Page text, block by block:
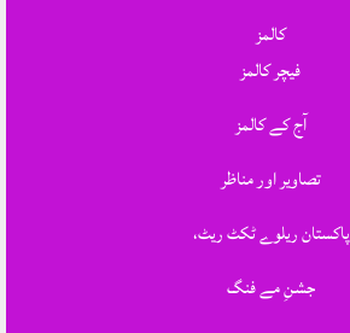
کالمز
فیچر کالمز
آج کے کالمز
تصاویر اور مناظر
پاکستان ریلوے ٹکٹ ریٹ،
جشنِ مے فنگ